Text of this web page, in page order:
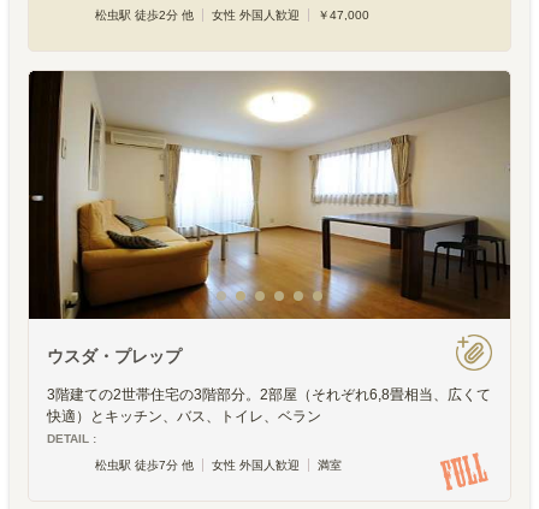
松虫駅 徒歩2分 他
女性 外国人歓迎 ￥47,000
ウスダ・プレップ
3階建ての2世帯住宅の3階部分。2部屋（それぞれ6,8畳相当、広くて
快適）とキッチン、バス、トイレ、ベラン
DETAIL :
松虫駅 徒歩7分 他
女性 外国人歓迎 満室